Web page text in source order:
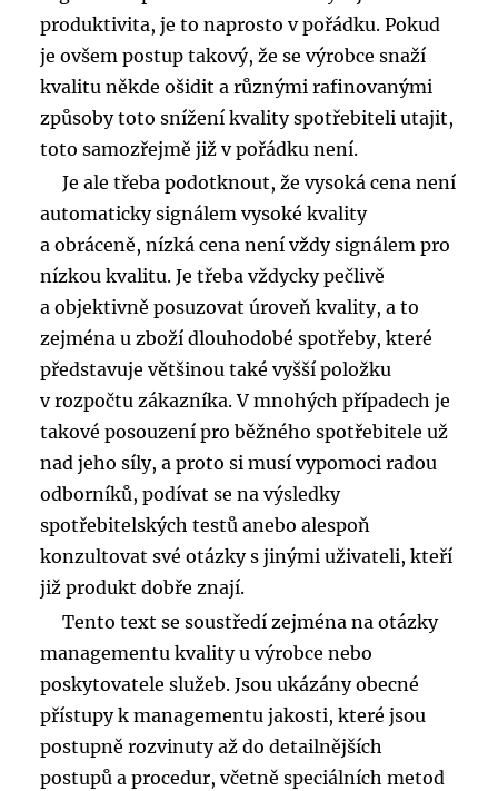
produktivita, je to naprosto v pořádku. Pokud
je ovšem postup takový, že se výrobce snaží
kvalitu někde ošidit a různými rafinovanými
způsoby toto snížení kvality spotřebiteli utajit,
toto samozřejmě již v pořádku není.
Je ale třeba podotknout, že vysoká cena není
automaticky signálem vysoké kvality
a obráceně, nízká cena není vždy signálem pro
nízkou kvalitu. Je třeba vždycky pečlivě
a objektivně posuzovat úroveň kvality, a to
zejména u zboží dlouhodobé spotřeby, které
představuje většinou také vyšší položku
v rozpočtu zákazníka. V mnohých případech je
takové posouzení pro běžného spotřebitele už
nad jeho síly, a proto si musí vypomoci radou
odborníků, podívat se na výsledky
spotřebitelských testů anebo alespoň
konzultovat své otázky s jinými uživateli, kteří
již produkt dobře znají.
Tento text se soustředí zejména na otázky
managementu kvality u výrobce nebo
poskytovatele služeb. Jsou ukázány obecné
přístupy k managementu jakosti, které jsou
postupně rozvinuty až do detailnějších
postupů a procedur, včetně speciálních metod